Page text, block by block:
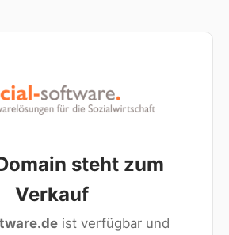
steht zum
Verkauf
ist verfügbar und